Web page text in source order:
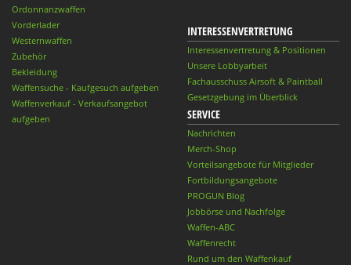
Ordonnanzwaffen
Vorderlader
Westernwaffen
Zubehör
Bekleidung
Waffensuche - Kaufgesuch aufgeben
Waffenverkauf - Verkaufsangebot
aufgeben
INTERESSENVERTRETUNG
Interessenvertretung & Positionen
Unsere Lobbyarbeit
Fachausschuss Airsoft & Paintball
Gesetzgebung im Überblick
SERVICE
Nachrichten
Merch-Shop
Vorteilsangebote für Mitglieder
Fortbildungsangebote
PROGUN Blog
Jobbörse und Nachfolge
Waffen-ABC
Waffenrecht
Rund um den Waffenkauf